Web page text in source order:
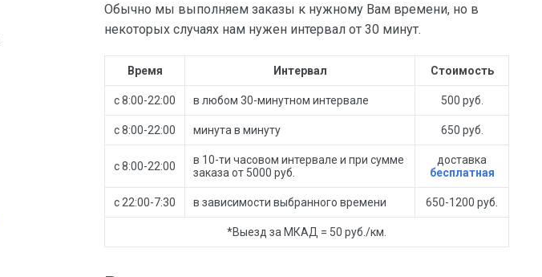
Обычно мы выполняем заказы к нужному Вам времени, но в
некоторых случаях нам нужен интервал от 30 минут.
Время Интервал Стоимость
с 8:00-22:00 в любом 30-минутном интервале 500 руб.
с 8:00-22:00 минута в минуту 650 руб.
с 8:00-22:00
в 10-ти часовом интервале и при сумме
заказа от 5000 руб.
доставка
бесплатная
с 22:00-7:30 в зависимости выбранного времени 650-1200 руб.
*Выезд за МКАД = 50 руб./км.